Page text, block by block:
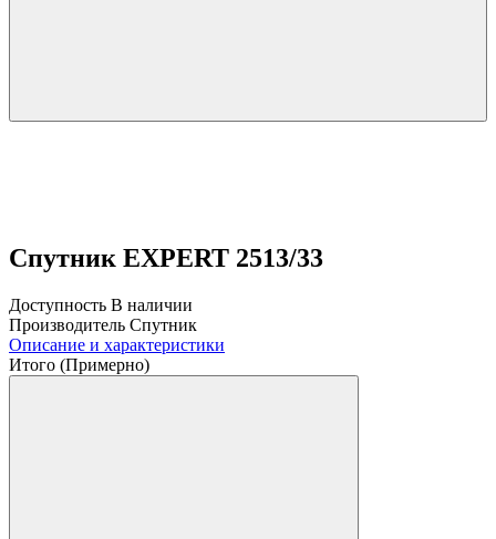
Спутник EXPERT 2513/33
Доступность В наличии
Производитель Спутник
Описание и характеристики
Итого (Примерно)